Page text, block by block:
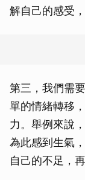
解自己的感受
第三，我們需
單的情緒轉移
力。舉例來說
為此感到生氣
自己的不足，